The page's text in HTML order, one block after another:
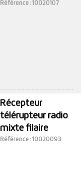
Référence : 10020107
Récepteur
télérupteur radio
mixte filaire
Référence : 10020093